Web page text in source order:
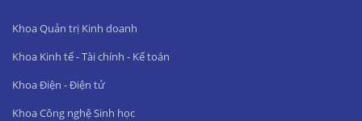
Khoa Quản trị Kinh doanh
Khoa Kinh tế - Tài chính - Kế toán
Khoa Điện - Điện tử
Khoa Công nghệ Sinh học